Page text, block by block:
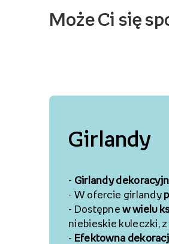
Może Ci się
Girlandy
- Girlandy
- W ofercie girlandy
- Dostępnew wielu
niebieskie kuleczki,
- Efektowna